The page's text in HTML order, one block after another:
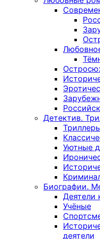
Детектив.
Уютные
Биографии.
Деятели
Учёные
деятели